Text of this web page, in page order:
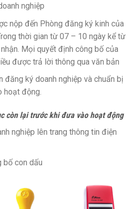
nghiệp
nộp đến Phòng đăng ký kinh của
thời gian từ 07 – 10 ngày kể từ
Mọi quyết định công bố của
được trả lời thông qua văn bản
đăng ký doanh nghiệp và chuẩn bị
hoạt động.
còn lại trước khi đưa vào hoạt động
nghiệp lên trang thông tin điện
bố con dấu